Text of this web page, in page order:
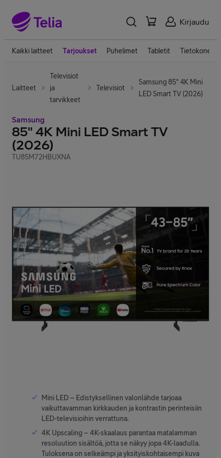
Kirjaudu
Kaikki laitteet Tarjoukset Puhelimet Tabletit Tietokoneet
Laitteet
Televisiot
ja
tarvikkeet
Televisiot
Samsung 85" 4K Mini
LED Smart TV (2026)
Samsung
85" 4K Mini LED Smart TV
(2026)
TU85M72HBUXNA
Mini LED – Edistyksellinen valonlähde tarjoaa
vaikuttavamman kirkkauden ja kontrastin perinteisiin
LED-televisioihin verrattuna.
4K Upscaling – 4K-skaalaus parantaa matalamman
resoluution sisältöä, jotta se näkyy jopa 4K-laadulla.
Tuloksena on selkeämpi ja yksityiskohtaisempi kuva